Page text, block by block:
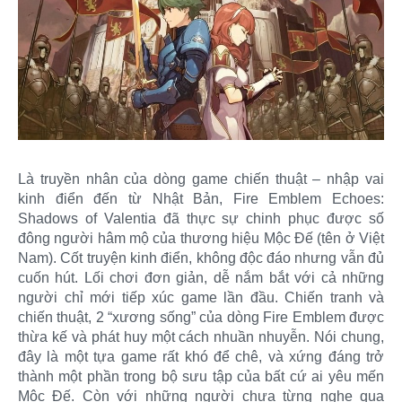
Là truyền nhân của dòng game chiến thuật – nhập vai
kinh điển đến từ Nhật Bản, Fire Emblem Echoes:
Shadows of Valentia đã thực sự chinh phục được số
đông người hâm mộ của thương hiệu Mộc Đế (tên ở Việt
Nam). Cốt truyện kinh điển, không độc đáo nhưng vẫn đủ
cuốn hút. Lối chơi đơn giản, dễ nắm bắt với cả những
người chỉ mới tiếp xúc game lần đầu. Chiến tranh và
chiến thuật, 2 “xương sống” của dòng Fire Emblem được
thừa kế và phát huy một cách nhuần nhuyễn. Nói chung,
đây là một tựa game rất khó để chê, và xứng đáng trở
thành một phần trong bộ sưu tập của bất cứ ai yêu mến
Mộc Đế. Còn với những người chưa từng nghe qua